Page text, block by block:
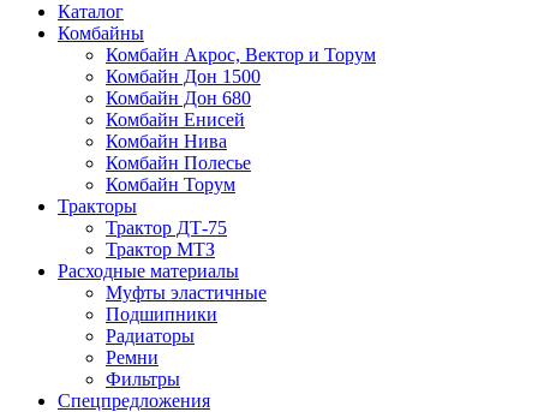
Каталог
Комбайны
Комбайн Акрос, Вектор и Торум
Комбайн Дон 1500
Комбайн Дон 680
Комбайн Енисей
Комбайн Нива
Комбайн Полесье
Комбайн Торум
Тракторы
Трактор ДТ-75
Трактор МТЗ
Расходные материалы
Муфты эластичные
Подшипники
Радиаторы
Ремни
Фильтры
Спецпредложения